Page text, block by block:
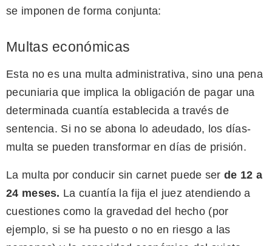
se imponen de forma conjunta:
Multas económicas
Esta no es una multa administrativa, sino una pena
pecuniaria que implica la obligación de pagar una
determinada cuantía establecida a través de
sentencia. Si no se abona lo adeudado, los días-
multa se pueden transformar en días de prisión.
La multa por conducir sin carnet puede ser de 12 a
24 meses. La cuantía la fija el juez atendiendo a
cuestiones como la gravedad del hecho (por
ejemplo, si se ha puesto o no en riesgo a las